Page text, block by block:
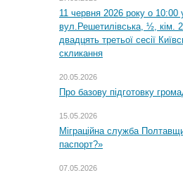
11 червня 2026 року о 10:00
вул.Решетилівська, ½, кім.
двадцять третьої сесії
скликання
20.05.2026
Про базову підготовку
15.05.2026
Міграційна служба
паспорт?»
07.05.2026